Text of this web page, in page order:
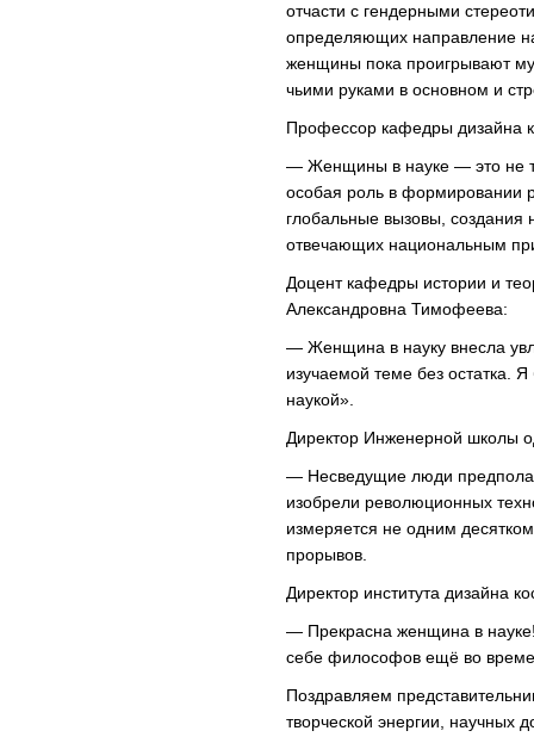
отчасти с гендерными
определяющих направление
женщины пока проигрывают
чьими руками в основном и
Профессор кафедры дизайна
— Женщины в науке — это не
особая роль в формировании
глобальные вызовы, создания
отвечающих национальным
Доцент кафедры истории и
Александровна Тимофеева:
— Женщина в науку внесла
изучаемой теме без остатка.
наукой».
Директор Инженерной школы
— Несведущие люди
изобрели революционных
измеряется не одним
прорывов.
Директор института дизайна
— Прекрасна женщина в
себе философов ещё во
Поздравляем
творческой энергии, научных